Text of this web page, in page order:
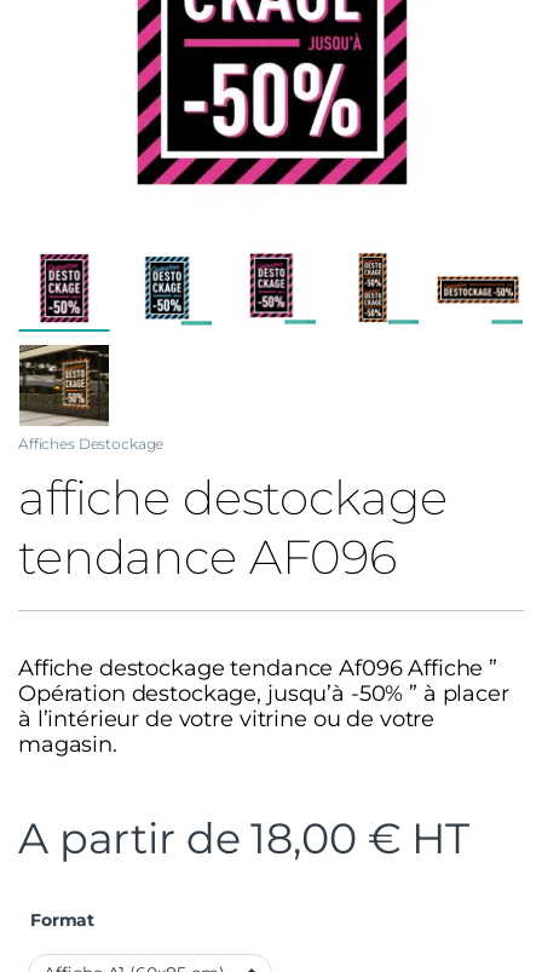
Affiches Destockage
affiche destockage
tendance AF096
Affiche destockage tendance Af096 Affiche ”
Opération destockage, jusqu’à -50% ” à placer
à l’intérieur de votre vitrine ou de votre
magasin.
A partir de18,00 € HT
Format